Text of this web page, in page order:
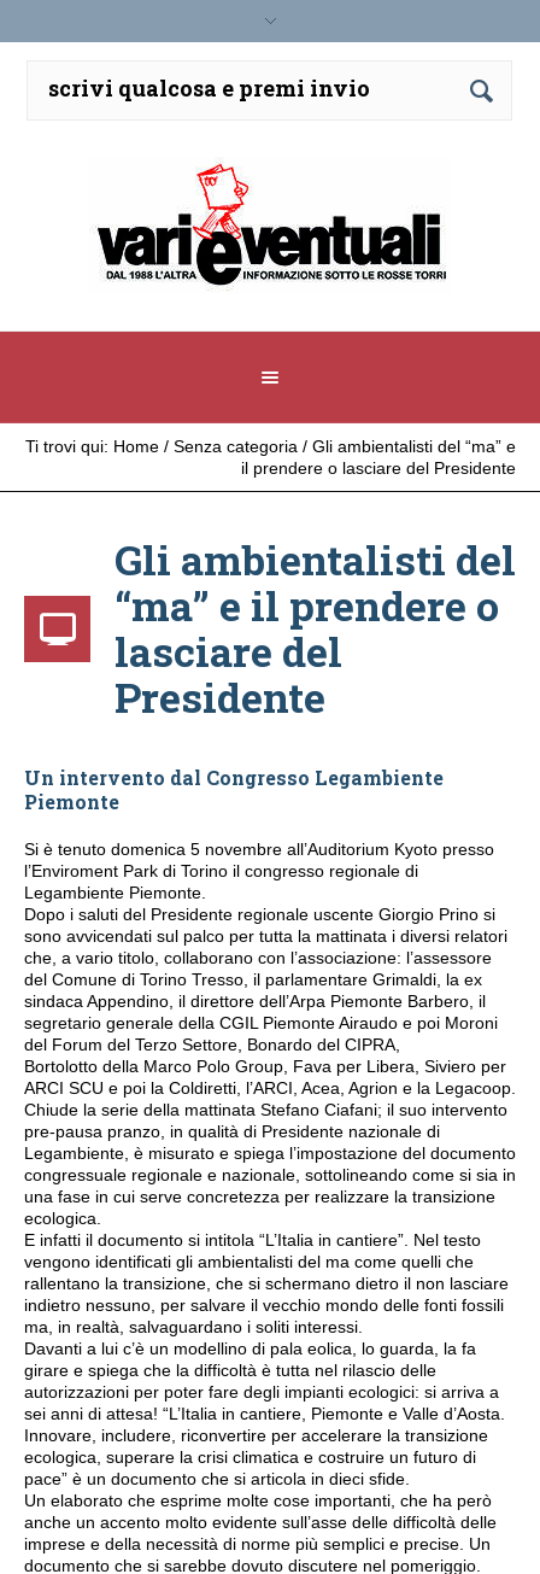
Ti trovi qui: Home / Senza categoria / Gli ambientalisti del “ma” e
il prendere o lasciare del Presidente
Gli ambientalisti del
“ma” e il prendere o
lasciare del
Presidente
Un intervento dal Congresso Legambiente
Piemonte
Si è tenuto domenica 5 novembre all’Auditorium Kyoto presso
l’Enviroment Park di Torino il congresso regionale di
Legambiente Piemonte.
Dopo i saluti del Presidente regionale uscente Giorgio Prino si
sono avvicendati sul palco per tutta la mattinata i diversi relatori
che, a vario titolo, collaborano con l’associazione: l’assessore
del Comune di Torino Tresso, il parlamentare Grimaldi, la ex
sindaca Appendino, il direttore dell’Arpa Piemonte Barbero, il
segretario generale della CGIL Piemonte Airaudo e poi Moroni
del Forum del Terzo Settore, Bonardo del CIPRA,
Bortolotto della Marco Polo Group, Fava per Libera, Siviero per
ARCI SCU e poi la Coldiretti, l’ARCI, Acea, Agrion e la Legacoop.
Chiude la serie della mattinata Stefano Ciafani; il suo intervento
pre-pausa pranzo, in qualità di Presidente nazionale di
Legambiente, è misurato e spiega l’impostazione del documento
congressuale regionale e nazionale, sottolineando come si sia in
una fase in cui serve concretezza per realizzare la transizione
ecologica.
E infatti il documento si intitola “L’Italia in cantiere”. Nel testo
vengono identificati gli ambientalisti del ma come quelli che
rallentano la transizione, che si schermano dietro il non lasciare
indietro nessuno, per salvare il vecchio mondo delle fonti fossili
ma, in realtà, salvaguardano i soliti interessi.
Davanti a lui c’è un modellino di pala eolica, lo guarda, la fa
girare e spiega che la difficoltà è tutta nel rilascio delle
autorizzazioni per poter fare degli impianti ecologici: si arriva a
sei anni di attesa! “L’Italia in cantiere, Piemonte e Valle d’Aosta.
Innovare, includere, riconvertire per accelerare la transizione
ecologica, superare la crisi climatica e costruire un futuro di
pace” è un documento che si articola in dieci sfide.
Un elaborato che esprime molte cose importanti, che ha però
anche un accento molto evidente sull’asse delle difficoltà delle
imprese e della necessità di norme più semplici e precise. Un
documento che si sarebbe dovuto discutere nel pomeriggio.